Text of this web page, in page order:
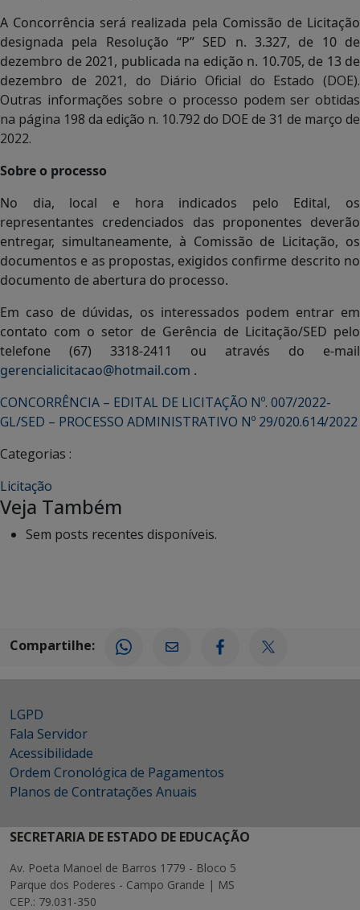
A Concorrência será realizada pela Comissão de Licitação
designada pela Resolução “P” SED n. 3.327, de 10 de
dezembro de 2021, publicada na edição n. 10.705, de 13 de
dezembro de 2021, do Diário Oficial do Estado (DOE).
Outras informações sobre o processo podem ser obtidas
na página 198 da edição n. 10.792 do DOE de 31 de março de
2022.
Sobre o processo
No dia, local e hora indicados pelo Edital, os
representantes credenciados das proponentes deverão
entregar, simultaneamente, à Comissão de Licitação, os
documentos e as propostas, exigidos confirme descrito no
documento de abertura do processo.
Em caso de dúvidas, os interessados podem entrar em
contato com o setor de Gerência de Licitação/SED pelo
telefone (67) 3318-2411 ou através do e-mail
gerencialicitacao@hotmail.com .
CONCORRÊNCIA – EDITAL DE LICITAÇÃO Nº. 007/2022-
GL/SED – PROCESSO ADMINISTRATIVO Nº 29/020.614/2022
Categorias :
Licitação
Veja Também
Sem posts recentes disponíveis.
Compartilhe:
LGPD
Fala Servidor
Acessibilidade
Ordem Cronológica de Pagamentos
Planos de Contratações Anuais
SECRETARIA DE ESTADO DE EDUCAÇÃO
Av. Poeta Manoel de Barros 1779 - Bloco 5
Parque dos Poderes - Campo Grande | MS
CEP.: 79.031-350